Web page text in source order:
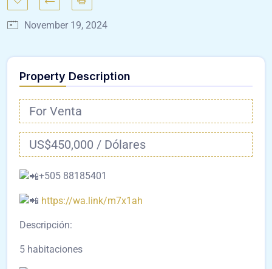
November 19, 2024
Property Description
For Venta
US$450,000 / Dólares
+505 88185401
https://wa.link/m7x1ah
Descripción:
5 habitaciones